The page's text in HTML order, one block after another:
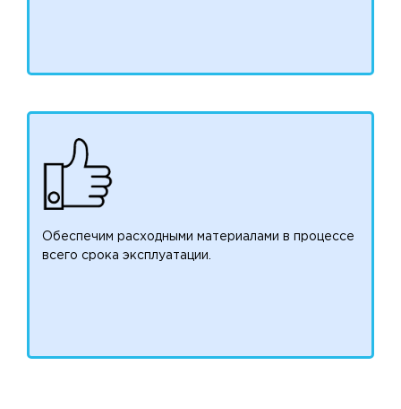
Обеспечим расходными материалами в процессе
всего срока эксплуатации.